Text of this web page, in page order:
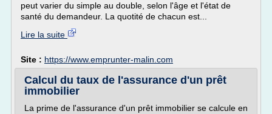
peut varier du simple au double, selon l'âge et l'état de
santé du demandeur. La quotité de chacun est...
Lire la suite
Site : https://www.emprunter-malin.com
Calcul du taux de l'assurance d'un prêt
immobilier
La prime de l'assurance d'un prêt immobilier se calcule en